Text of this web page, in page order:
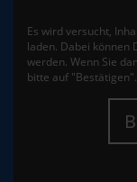
Es wird versucht,
laden. Dabei können
werden. Wenn Sie
bitte auf "Bestätigen".